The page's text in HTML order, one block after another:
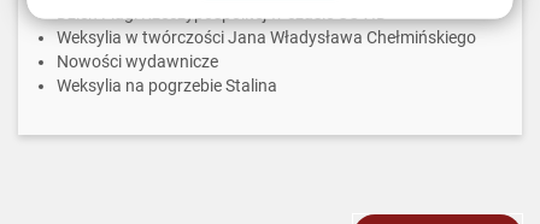
Weksylia w twórczości Jana Władysława Chełmińskiego
Nowości wydawnicze
Weksylia na pogrzebie Stalina